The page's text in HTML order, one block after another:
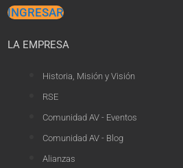
INGRESAR
LA EMPRESA
Historia, Misión y Visión
RSE
Comunidad AV - Eventos
Comunidad AV - Blog
Alianzas